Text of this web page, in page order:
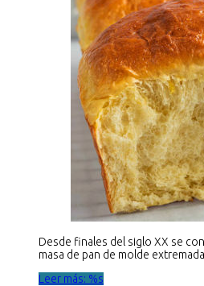
Desde finales del siglo XX se
masa de pan de molde
Leer más: %s